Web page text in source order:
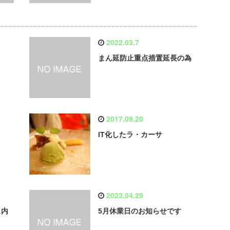
2022.03.7
まん延防止重点措置延長の為
2017.09.20
IT化したラ・カーサ
2023.04.29
5月休業日のお知らせです